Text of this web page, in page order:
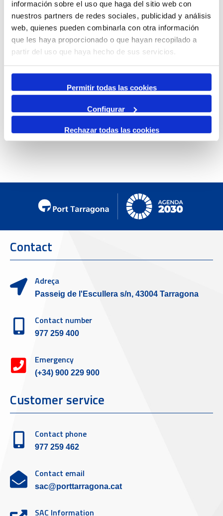
información sobre el uso que haga del sitio web con
nuestros partners de redes sociales, publicidad y análisis
web, quienes pueden combinarla con otra información
que les haya proporcionado o que hayan recopilado a
partir del uso que haya hecho de sus servicios.
Permitir todas las cookies
Configurar
Rechazar todas las cookies
By Month
Jump to month
Preceding Day
Tuesday, 24. March 2026
No events were found
Contact
Adreça
Passeig de l'Escullera s/n, 43004 Tarragona
Contact number
977 259 400
Emergency
(+34) 900 229 900
Customer service
Contact phone
977 259 462
Contact email
sac@porttarragona.cat
SAC Information